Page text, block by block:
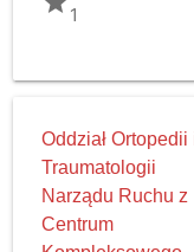
1
Oddział Ortopedii
Traumatologii
Narządu Ruchu z
Centrum